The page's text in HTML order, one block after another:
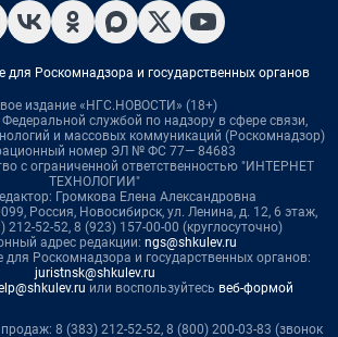
для Роскомнадзора и государственных органов
издание «НГС.НОВОСТИ» (18+)
службой по надзору в сфере связи,
и массовых коммуникаций (Роскомнадзор)
номер ЭЛ № ФС 77— 84683
с ограниченной ответственностью "ИНТЕРНЕТ
ТЕХНОЛОГИИ"
Громкова Елена Александровна
Россия, Новосибирск, ул. Ленина, д. 12, 6 этаж,
212-52-52, 8 (923) 157-00-00 (круглосуточно)
адрес редакции: ngs@shkulev.ru
для Роскомнадзора и государственных органов:
juristnsk@shkulev.ru
или воспользуйтесь веб-формой
8 (383) 212-52-52, 8 (800) 200-03-83 (звонок